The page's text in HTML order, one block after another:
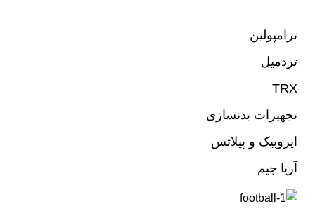
ترامپولین
تردمیل
TRX
تجهیزات بدنسازی
ایروبیک و پیلاتس
آریا جیم